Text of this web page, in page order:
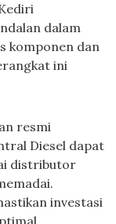
dalam
komponen dan
ini
resmi
Diesel dapat
distributor
investasi